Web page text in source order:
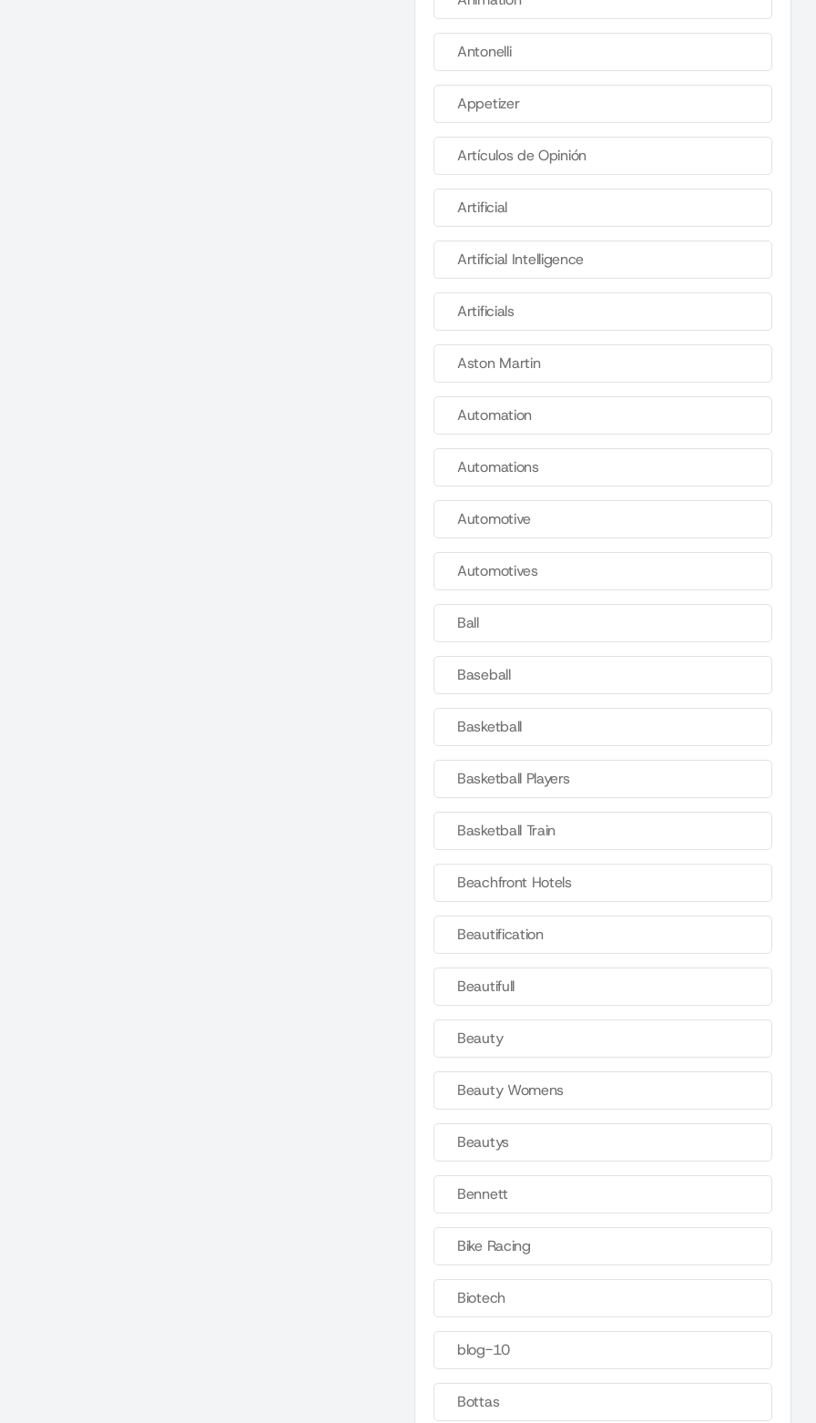
Antonelli
Appetizer
Artículos de Opinión
Artificial
Artificial Intelligence
Artificials
Aston Martin
Automation
Automations
Automotive
Automotives
Ball
Baseball
Basketball
Basketball Players
Basketball Train
Beachfront Hotels
Beautification
Beautifull
Beauty
Beauty Womens
Beautys
Bennett
Bike Racing
Biotech
blog-10
Bottas